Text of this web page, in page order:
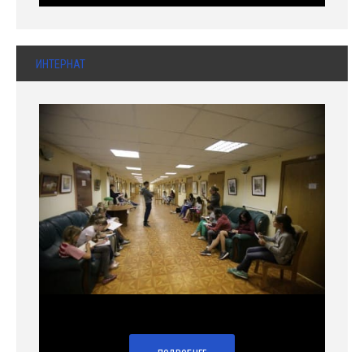
ИНТЕРНАТ